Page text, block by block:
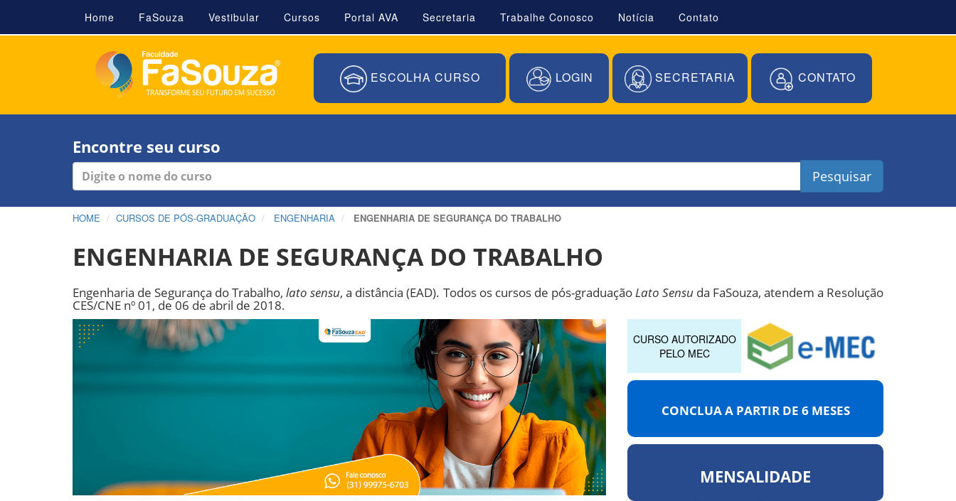
Home FaSouza Vestibular Cursos Portal AVA Secretaria Trabalhe Conosco Notícia Contato
ESCOLHA CURSO LOGIN SECRETARIA CONTATO
Encontre seu curso
Pesquisar
HOME CURSOS DE PÓS-GRADUAÇÃO ENGENHARIA ENGENHARIA DE SEGURANÇA DO TRABALHO
ENGENHARIA DE SEGURANÇA DO TRABALHO
Engenharia de Segurança do Trabalho,lato sensu, a distância (EAD). Todos os cursos de pós-graduaçãoLato Sensuda FaSouza, atendem a Resolução
CES/CNE nº 01, de 06 de abril de 2018.
CURSO AUTORIZADO
PELO MEC
CONCLUA A PARTIR DE 6 MESES
MENSALIDADE